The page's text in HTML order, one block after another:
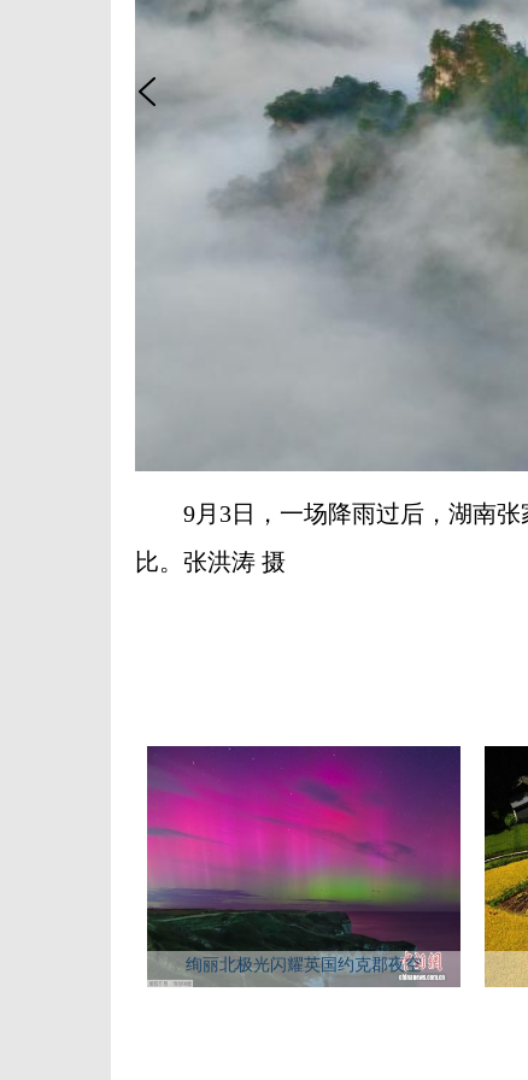
9月3日，一场降雨过后，湖南张
比。张洪涛 摄
绚丽北极光闪耀英国约克郡夜空